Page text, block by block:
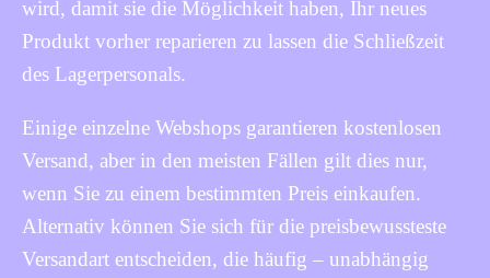
wird, damit sie die Möglichkeit haben, Ihr neues
Produkt vorher reparieren zu lassen die Schließzeit
des Lagerpersonals.
Einige einzelne Webshops garantieren kostenlosen
Versand, aber in den meisten Fällen gilt dies nur,
wenn Sie zu einem bestimmten Preis einkaufen.
Alternativ können Sie sich für die preisbewussteste
Versandart entscheiden, die häufig – unabhängig